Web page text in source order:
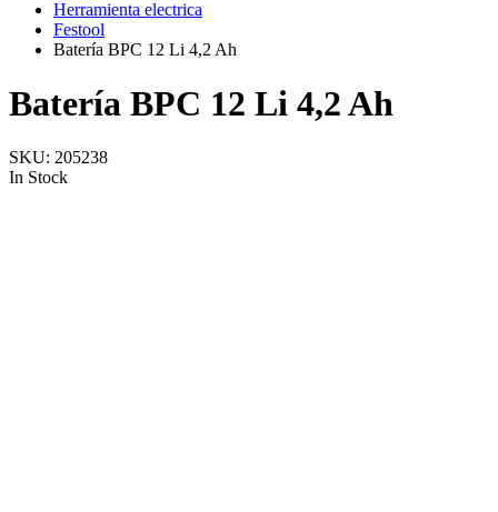
Herramienta electrica
Festool
Batería BPC 12 Li 4,2 Ah
Batería BPC 12 Li 4,2 Ah
SKU: 205238
In Stock